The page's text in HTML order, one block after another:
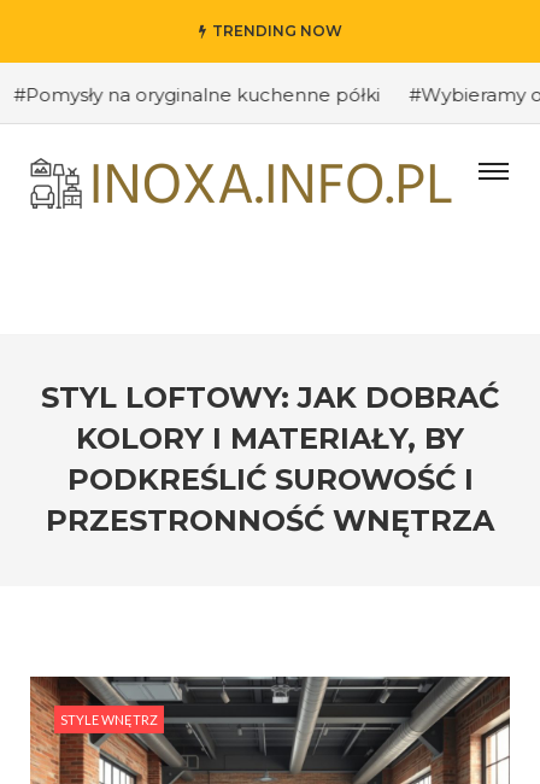
TRENDING NOW
na oryginalne kuchenne półki #Wybieramy
STYL LOFTOWY: JAK DOBRAĆ
KOLORY I MATERIAŁY, BY
PODKREŚLIĆ SUROWOŚĆ I
PRZESTRONNOŚĆ WNĘTRZA
STYLE WNĘTRZ